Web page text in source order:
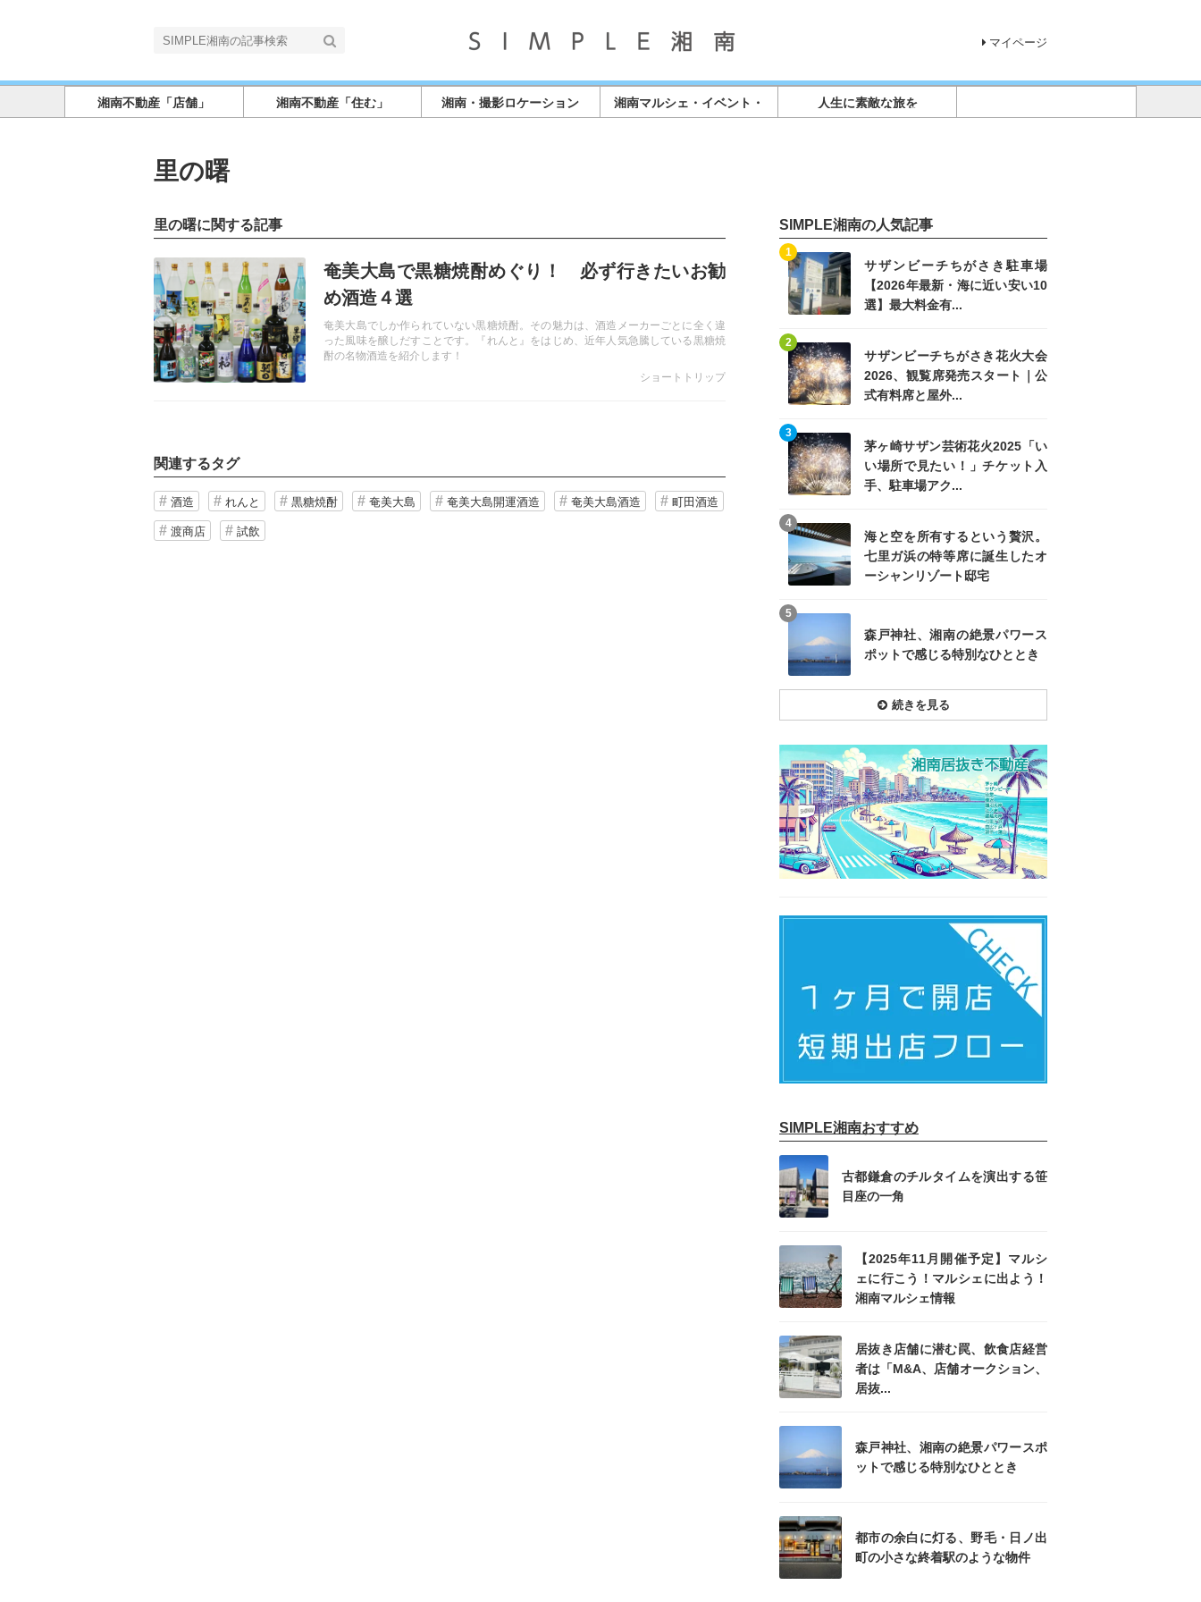
マイページ
湘南不動産「店舗」 湘南不動産「住む」 湘南・撮影ロケーション
湘南マルシェ・イベント・
店舗情報
人生に素敵な旅を
里の曙
里の曙に関する記事
奄美大島で黒糖焼酎めぐり！ 必ず行きたいお勧
め酒造４選
奄美大島でしか作られていない黒糖焼酎。その魅力は、酒造メーカーごとに全く違
った風味を醸しだすことです。『れんと』をはじめ、近年人気急騰している黒糖焼
酎の名物酒造を紹介します！
ショートトリップ
関連するタグ
酒造 れんと 黒糖焼酎 奄美大島 奄美大島開運酒造 奄美大島酒造 町田酒造
渡商店 試飲
SIMPLE湘南の人気記事
サザンビーチちがさき駐車場
【2026年最新・海に近い安い10
選】最大料金有...
1
サザンビーチちがさき花火大会
2026、観覧席発売スタート｜公
式有料席と屋外...
2
記事を読む
茅ヶ崎サザン芸術花火2025「い
い場所で見たい！」チケット入
手、駐車場アク...
3
海と空を所有するという贅沢。
七里ガ浜の特等席に誕生したオ
ーシャンリゾート邸宅
4
森戸神社、湘南の絶景パワース
ポットで感じる特別なひととき
5
続きを見る
SIMPLE湘南おすすめ
古都鎌倉のチルタイムを演出する笹
目座の一角
【2025年11月開催予定】マルシ
ェに行こう！マルシェに出よう！
湘南マルシェ情報
居抜き店舗に潜む罠、飲食店経営
者は「M&A、店舗オークション、
居抜...
森戸神社、湘南の絶景パワースポ
ットで感じる特別なひととき
都市の余白に灯る、野毛・日ノ出
町の小さな終着駅のような物件